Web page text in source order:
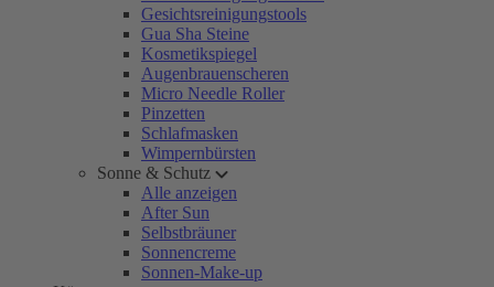
Gesichtsreinigungstools
Gua Sha Steine
Kosmetikspiegel
Augenbrauenscheren
Micro Needle Roller
Pinzetten
Schlafmasken
Wimpernbürsten
Sonne & Schutz
Alle anzeigen
After Sun
Selbstbräuner
Sonnencreme
Sonnen-Make-up